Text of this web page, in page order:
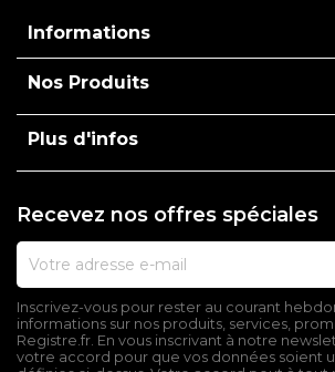
Informations
Nos Produits
Plus d'infos
Recevez nos offres spéciales
Inscrivez-vous pour rester au courant
informations sur nos produits, services,
Registre.fr. En vous inscrivant à notre
votre accord pour que vos données soient